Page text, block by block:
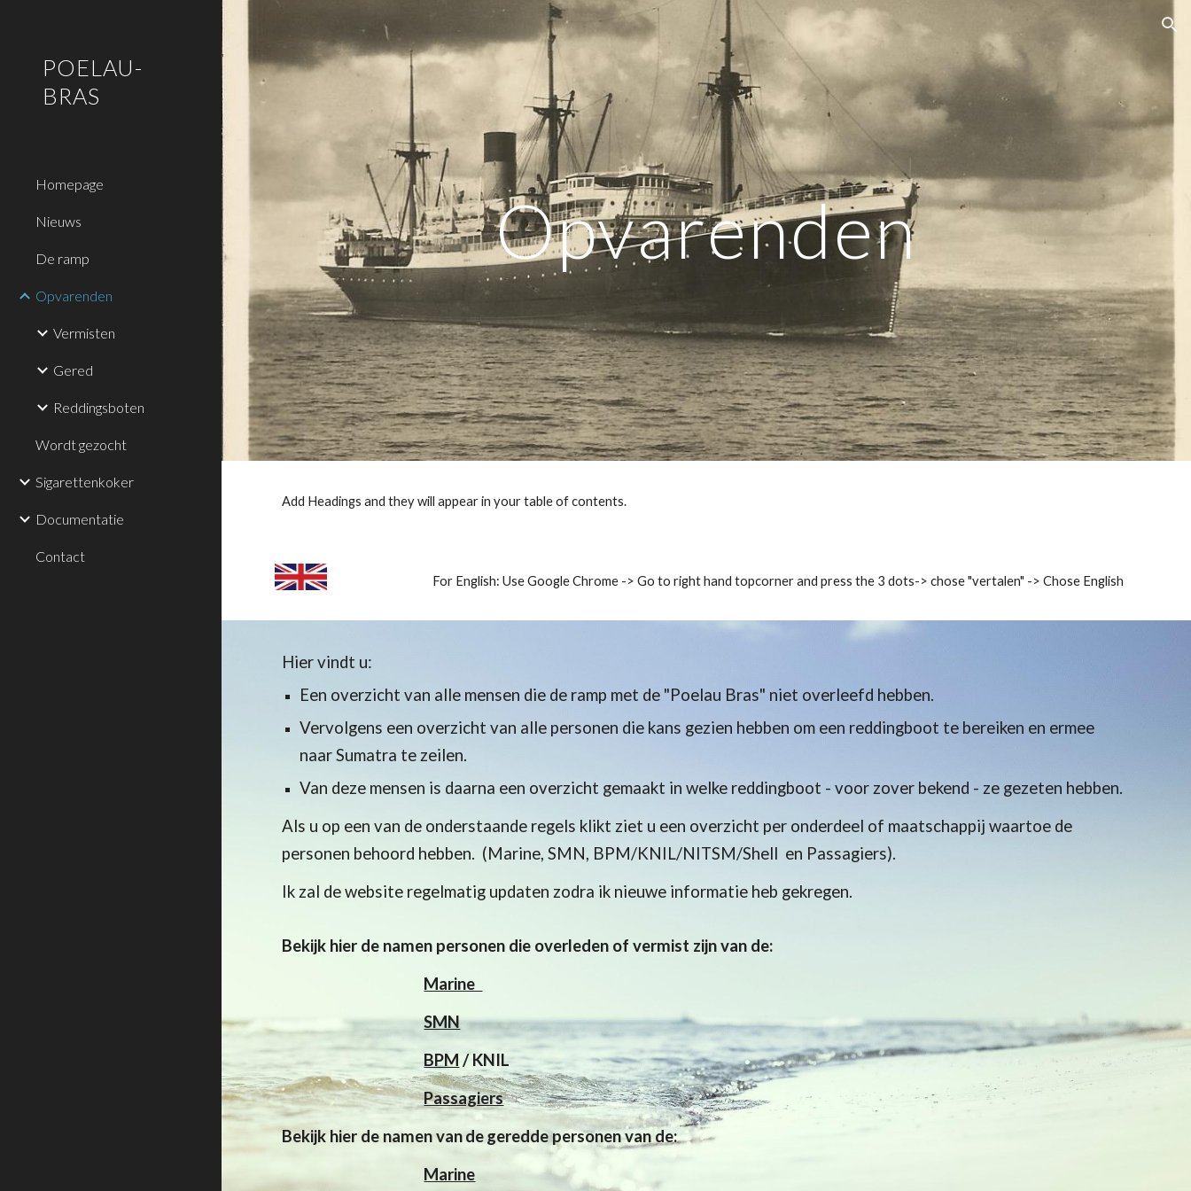
Skip to main content Skip to navigation
POELAU-
BRAS
Homepage
Nieuws
De ramp
Opvarenden
Vermisten
Gered
Reddingsboten
Wordt gezocht
Sigarettenkoker
Documentatie
Contact
Opvarenden
Add Headings and they will appear in your table of contents.
For English: Use Google Chrome -> Go to right hand topcorner and press the 3 dots-> chose "vertalen" -> Chose English
Hier vindt u:
Een overzicht van alle mensen die de ramp met de "Poelau Bras" niet overleefd hebben.
Vervolgens een overzicht van alle personen die kans gezien hebben om een reddingboot te bereiken en ermee
naar Sumatra te zeilen.
Van deze mensen is daarna een overzicht gemaakt in welke reddingboot - voor zover bekend - ze gezeten hebben.
Als u op een van de onderstaande regels klikt ziet u een overzicht per onderdeel of maatschappij waartoe de
personen behoord hebben. (Marine, SMN, BPM/KNIL/NITSM/Shell en Passagiers).
Ik zal de website regelmatig updaten zodra ik nieuwe informatie heb gekregen.
Bekijk hier de namen personen die overleden of vermist zijn van de:
Marine
SMN
BPM / KNIL
Passagiers
Bekijk hier de namen vandegereddepersonen van de:
Marine